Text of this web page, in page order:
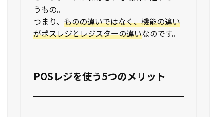
うもの。
つまり、 ものの違いではなく、機能の違い
がポスレジとレジスターの違いなのです。
POSレジを使う5つのメリット